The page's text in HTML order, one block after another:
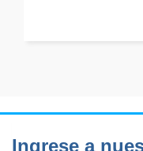
Ingrese a